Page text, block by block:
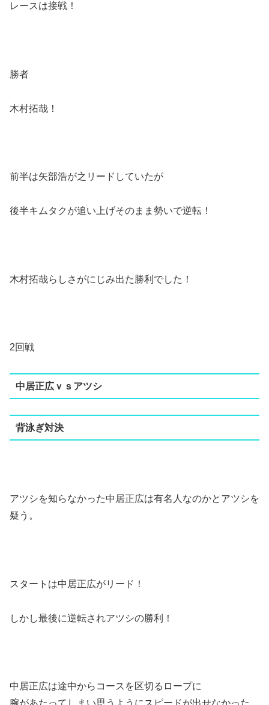
レースは接戦！
勝者
木村拓哉！
前半は矢部浩が之リードしていたが
後半キムタクが追い上げそのまま勢いで逆転！
木村拓哉らしさがにじみ出た勝利でした！
2回戦
中居正広ｖｓアツシ
背泳ぎ対決
アツシを知らなかった中居正広は有名人なのかとアツシを
疑う。
スタートは中居正広がリード！
しかし最後に逆転されアツシの勝利！
中居正広は途中からコースを区切るロープに
腕があたってしまい思うようにスピードが出せなかった。